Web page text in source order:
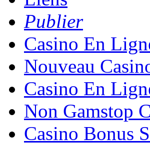
Publier
Casino En
Nouveau
Casino En
Non Gamstop
Casino Bonus